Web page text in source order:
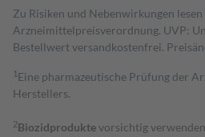
Zu Risiken und Nebenwirkungen
Arzneimittelpreisverordnung. UVP:
Bestell­wert versand­kosten­frei.
1 Eine pharmazeutische Prüfung der
Herstellers.
2Biozidproduktevorsichtig